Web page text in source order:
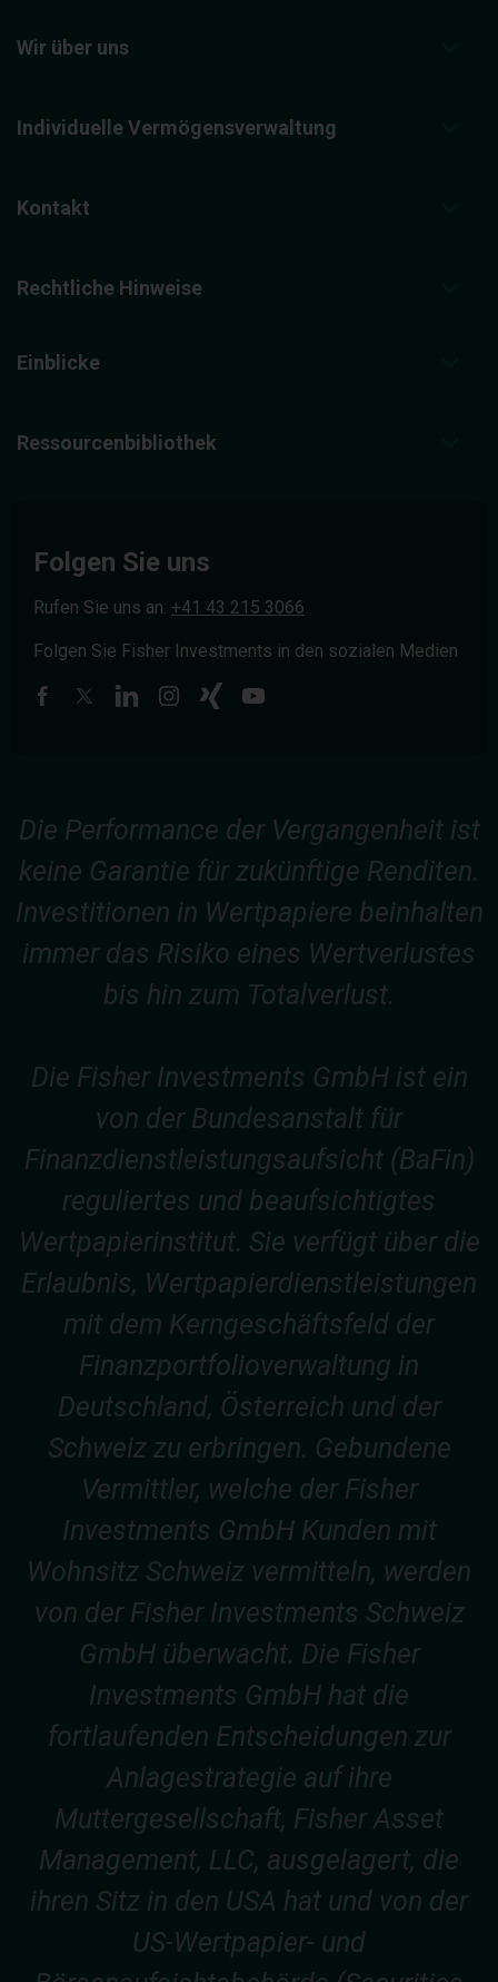
Wir über uns
Individuelle Vermögensverwaltung
Kontakt
Rechtliche Hinweise
Einblicke
Ressourcenbibliothek
Folgen Sie uns
Rufen Sie uns an: +41 43 215 3066
Folgen Sie Fisher Investments in den sozialen Medien
Die Performance der Vergangenheit ist
keine Garantie für zukünftige Renditen.
Investitionen in Wertpapiere beinhalten
immer das Risiko eines Wertverlustes
bis hin zum Totalverlust.
Die Fisher Investments GmbH ist ein
von der Bundesanstalt für
Finanzdienstleistungsaufsicht (BaFin)
reguliertes und beaufsichtigtes
Wertpapierinstitut. Sie verfügt über die
Erlaubnis, Wertpapierdienstleistungen
mit dem Kerngeschäftsfeld der
Finanzportfolioverwaltung in
Deutschland, Österreich und der
Schweiz zu erbringen. Gebundene
Vermittler, welche der Fisher
Investments GmbH Kunden mit
Wohnsitz Schweiz vermitteln, werden
von der Fisher Investments Schweiz
GmbH überwacht. Die Fisher
Investments GmbH hat die
fortlaufenden Entscheidungen zur
Anlagestrategie auf ihre
Muttergesellschaft, Fisher Asset
Management, LLC, ausgelagert, die
ihren Sitz in den USA hat und von der
US-Wertpapier- und